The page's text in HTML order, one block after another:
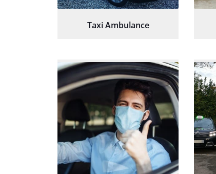
Taxi Ambulance